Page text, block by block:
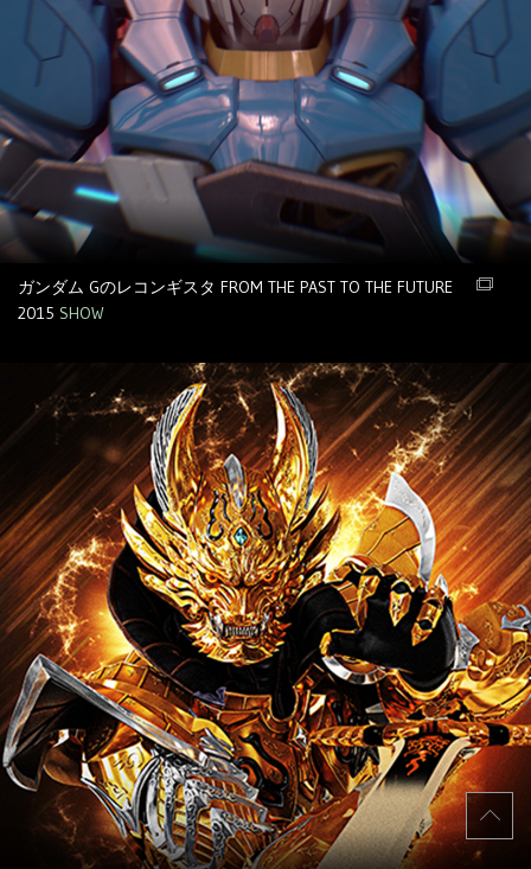
ガンダム Gのレコンギスタ FROM THE PAST TO THE FUTURE
2015 SHOW